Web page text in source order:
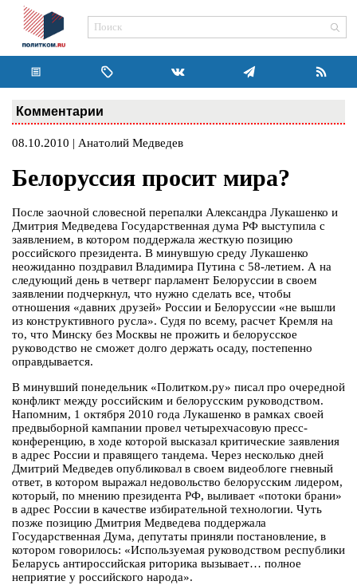
Комментарии
08.10.2010 | Анатолий Медведев
Белоруссия просит мира?
После заочной словесной перепалки Александра Лукашенко и
Дмитрия Медведева Государственная дума РФ выступила с
заявлением, в котором поддержала жесткую позицию
российского президента. В минувшую среду Лукашенко
неожиданно поздравил Владимира Путина с 58-летием. А на
следующий день в четверг парламент Белоруссии в своем
заявлении подчеркнул, что нужно сделать все, чтобы
отношения «давних друзей» России и Белоруссии «не вышли
из конструктивного русла». Судя по всему, расчет Кремля на
то, что Минску без Москвы не прожить и белорусское
руководство не сможет долго держать осаду, постепенно
оправдывается.
В минувший понедельник «Политком.ру» писал про очередной
конфликт между российским и белорусским руководством.
Напомним, 1 октября 2010 года Лукашенко в рамках своей
предвыборной кампании провел четырехчасовую пресс-
конференцию, в ходе которой высказал критические заявления
в адрес России и правящего тандема. Через несколько дней
Дмитрий Медведев опубликовал в своем видеоблоге гневный
ответ, в котором выражал недовольство белорусским лидером,
который, по мнению президента РФ, выливает «потоки брани»
в адрес России в качестве избирательной технологии. Чуть
позже позицию Дмитрия Медведева поддержала
Государственная Дума, депутаты приняли постановление, в
котором говорилось: «Используемая руководством республики
Беларусь антироссийская риторика вызывает… полное
неприятие у российского народа».